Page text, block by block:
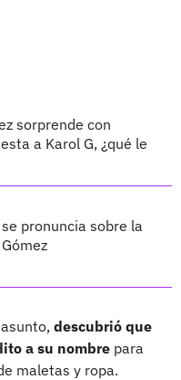
sorprende con
a Karol G, ¿qué le
pronuncia sobre la
descubrió que
a su nombre para
maletas y ropa.